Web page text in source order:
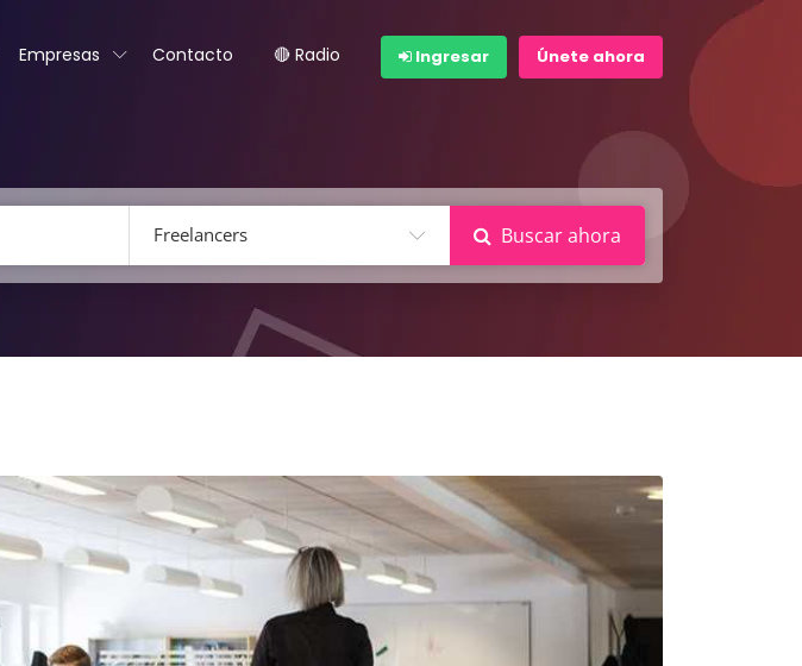
Empresas Contacto 🔴 Radio Ingresar Únete ahora
Freelancers Buscar ahora